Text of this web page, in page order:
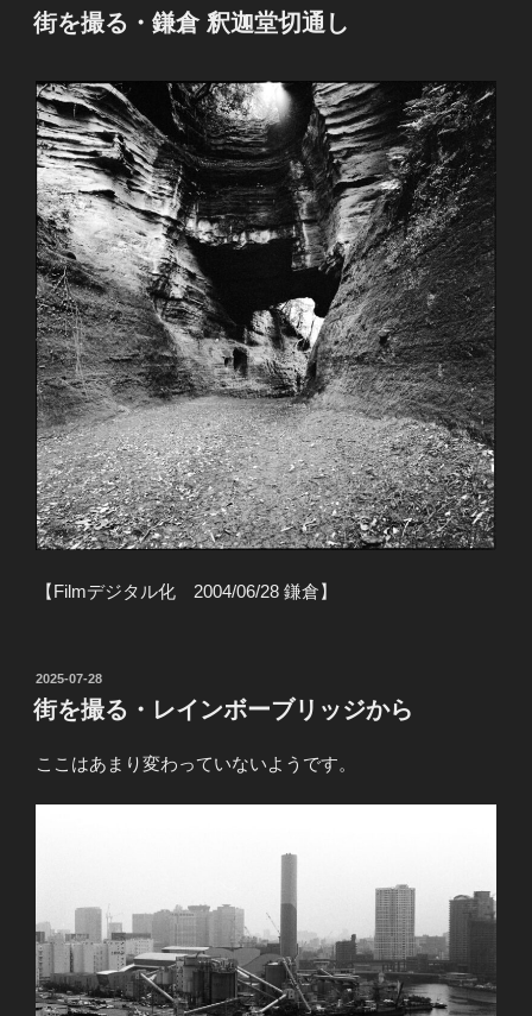
稿
日:
街を撮る・鎌倉 釈迦堂切通し
【Filmデジタル化 2004/06/28 鎌倉】
投
稿
日:
2025-07-28
街を撮る・レインボーブリッジから
ここはあまり変わっていないようです。